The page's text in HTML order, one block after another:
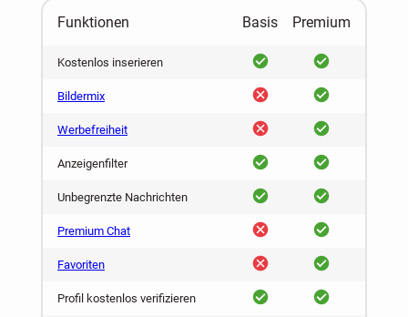
Funktionen Basis Premium
Kostenlos inserieren ja ja
Bildermix nein ja
Werbefreiheit nein ja
Anzeigenfilter ja ja
Unbegrenzte Nachrichten ja ja
Premium Chat nein ja
Favoriten nein ja
Profil kostenlos verifizieren ja ja